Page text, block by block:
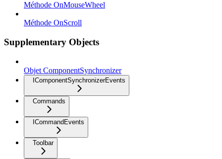
Méthode OnMouseWheel
Méthode OnScroll
Supplementary Objects
Objet ComponentSynchronizer
IComponentSynchronizerEvents
Commands
ICommandEvents
Toolbar